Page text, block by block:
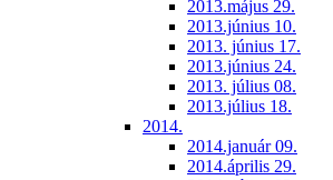
2013.május 29.
2013.június 10.
2013. június 17.
2013.június 24.
2013. július 08.
2013.július 18.
2014.
2014.január 09.
2014.április 29.